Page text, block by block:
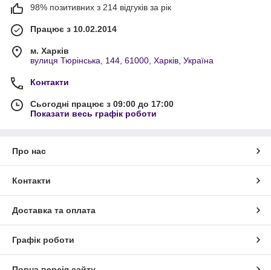
98% позитивних з 214 відгуків за рік
Працює з 10.02.2014
м. Харків
вулиця Тюрінська, 144, 61000, Харків, Україна
Контакти
Сьогодні працює з 09:00 до 17:00
Показати весь графік роботи
Про нас
Контакти
Доставка та оплата
Графік роботи